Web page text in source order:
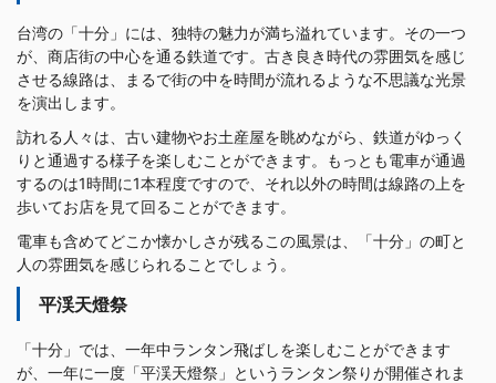
台湾の「十分」には、独特の魅力が満ち溢れています。その一つ
が、商店街の中心を通る鉄道です。古き良き時代の雰囲気を感じ
させる線路は、まるで街の中を時間が流れるような不思議な光景
を演出します。
訪れる人々は、古い建物やお土産屋を眺めながら、鉄道がゆっく
りと通過する様子を楽しむことができます。もっとも電車が通過
するのは1時間に1本程度ですので、それ以外の時間は線路の上を
歩いてお店を見て回ることができます。
電車も含めてどこか懐かしさが残るこの風景は、「十分」の町と
人の雰囲気を感じられることでしょう。
平渓天燈祭
「十分」では、一年中ランタン飛ばしを楽しむことができます
が、一年に一度「平渓天燈祭」というランタン祭りが開催されま